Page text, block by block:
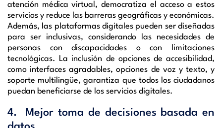
atención médica virtual, democratiza el acceso a estos
servicios y reduce las barreras geográficas y económicas.
Además, las plataformas digitales pueden ser diseñadas
para ser inclusivas, considerando las necesidades de
personas con discapacidades o con limitaciones
tecnológicas. La inclusión de opciones de accesibilidad,
como interfaces agradables, opciones de voz y texto, y
soporte multilingüe, garantiza que todos los ciudadanos
puedan beneficiarse de los servicios digitales.
4. Mejor toma de decisiones basada en